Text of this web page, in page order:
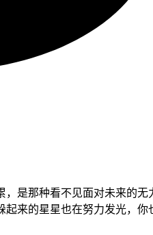
是那种看不见面对未来的
来的星星也在努力发光，你